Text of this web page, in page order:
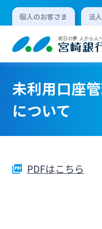
個人のお客さま 法
個人向けイン
法人向けイン
未利用口座
について
PDFはこちら